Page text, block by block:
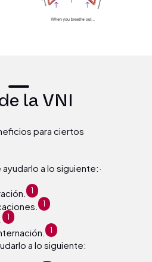
la VNI
para ciertos
ayudarlo a lo siguiente:·
1
1
1
1
a lo siguiente: